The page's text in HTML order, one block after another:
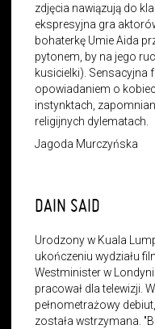
zdjęcia nawiązują do
ekspresyjna gra
bohaterkę Umie Aida
pytonem, by na jego
kusicielki). Sensacyjna
opowiadaniem o
instynktach,
religijnych dylematach.
Jagoda Murczyńska
DAIN SAID
Urodzony w Kuala
ukończeniu wydziału
Westminister w
pracował dla telewizji.
pełnometrażowy
została wstrzymana.